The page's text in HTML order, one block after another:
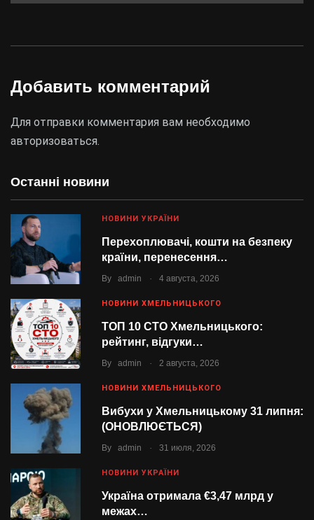
Останні новини
НОВИНИ УКРАЇНИ
Перехоплювачі, кошти на безпеку
країни, перенесення…
By admin . 4 августа, 2026
НОВИНИ ХМЕЛЬНИЦЬКОГО
ТОП 10 СТО Хмельницького:
рейтинг, відгуки…
By admin . 2 августа, 2026
НОВИНИ ХМЕЛЬНИЦЬКОГО
Вибухи у Хмельницькому 31 липня:
(ОНОВЛЮЄТЬСЯ)
By admin . 31 июля, 2026
НОВИНИ УКРАЇНИ
Україна отримала €3,47 млрд у
межах…
Добавить комментарий
Для отправки комментария вам необходимо
авторизоваться.